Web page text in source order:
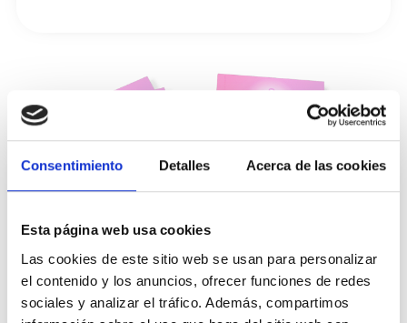
Consentimiento Detalles Acerca de las cookies
Esta página web usa cookies
Las cookies de este sitio web se usan para personalizar
el contenido y los anuncios, ofrecer funciones de redes
sociales y analizar el tráfico. Además, compartimos
Ahora, a darle caña...